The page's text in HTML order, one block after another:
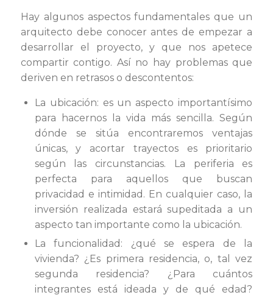
Hay algunos aspectos fundamentales que un
arquitecto debe conocer antes de empezar a
desarrollar el proyecto, y que nos apetece
compartir contigo. Así no hay problemas que
deriven en retrasos o descontentos:
La ubicación: es un aspecto importantísimo
para hacernos la vida más sencilla. Según
dónde se sitúa encontraremos ventajas
únicas, y acortar trayectos es prioritario
según las circunstancias. La periferia es
perfecta para aquellos que buscan
privacidad e intimidad. En cualquier caso, la
inversión realizada estará supeditada a un
aspecto tan importante como la ubicación.
La funcionalidad: ¿qué se espera de la
vivienda? ¿Es primera residencia, o, tal vez
segunda residencia? ¿Para cuántos
integrantes está ideada y de qué edad?